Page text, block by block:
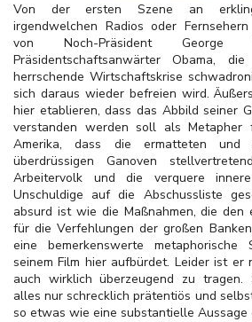
Von der ersten Szene an
irgendwelchen Radios oder
von Noch-Präsident
Präsidentschaftsanwärter Obama,
herrschende Wirtschaftskrise
sich daraus wieder befreien wird.
hier etablieren, dass das Abbild seiner
verstanden werden soll als Metapher
Amerika, dass die ermatteten und
überdrüssigen Ganoven
Arbeitervolk und die verquere
Unschuldige auf die Abschussliste
absurd ist wie die Maßnahmen, die den
für die Verfehlungen der großen
eine bemerkenswerte metaphorische
seinem Film hier aufbürdet. Leider ist er
auch wirklich überzeugend zu
alles nur schrecklich prätentiös und
so etwas wie eine substantielle Aussage